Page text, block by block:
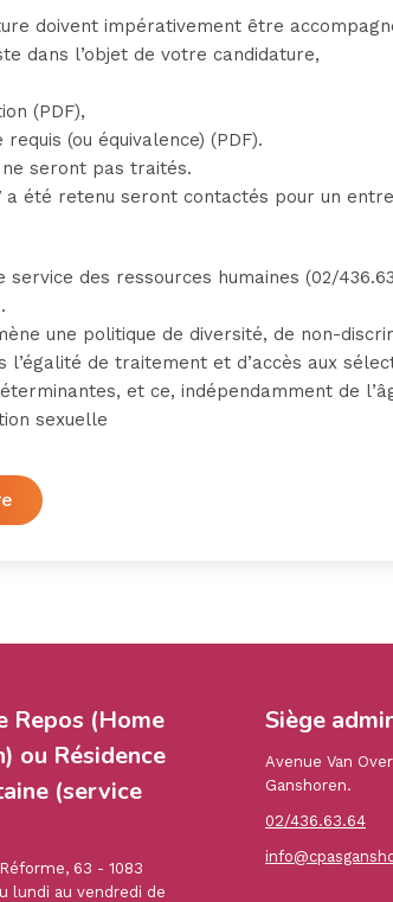
doivent impérativement être
dans l’objet de votre candidature,
(PDF),
(ou équivalence) (PDF).
seront pas traités.
a été retenu seront contactés pour un
service des ressources humaines (02/
une politique de diversité, de non-
l’égalité de traitement et d’accès aux
et ce, indépendamment de
sexuelle
Repos (Home
ou Résidence
(service
63 - 1083
lundi au vendredi de
Siège
Avenue Van
Ganshoren.
02/436.63.64